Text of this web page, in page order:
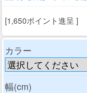
[1,650ポイント進呈 ]
カラー
幅(cm)